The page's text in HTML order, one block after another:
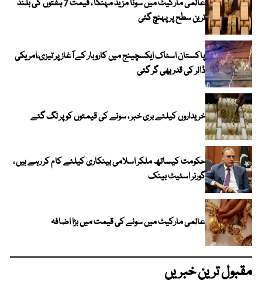
عالمی مارکیٹ میں سونا مزید مہنگا ، قیمت 7 ہفتوں کی بلند
ترین سطح پر پہنچ گئی
پاکستان اسٹاک ایکسچینج میں کاروبار کے آغاز پر تیزی،امریکی
ڈالر کی قدر بھی گر گئی
خریداروں کیلئے بری خبر ، سونے کی قیمتوں کو پر لگ گئے
حکومت کیساتھ ملکر اسلامی بینکاری کیلئے کام کر رہے ہیں ،
گورنر اسٹیٹ بینک
عالمی مارکیٹ میں سونے کی قیمت میں بڑا اضافہ
مقبول ترین خبریں